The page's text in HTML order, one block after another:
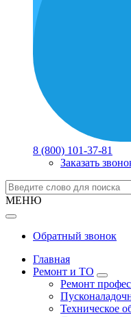
8 (800) 101-37-81
Заказать
МЕНЮ
Обратный звонок
Главная
Ремонт и ТО
Ремонт
Техническое